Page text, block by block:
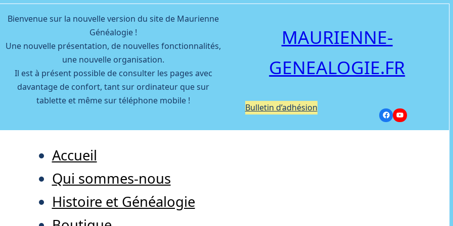
Bienvenue sur la nouvelle version du site de Maurienne
Généalogie !
Une nouvelle présentation, de nouvelles fonctionnalités,
une nouvelle organisation.
Il est à présent possible de consulter les pages avec
davantage de confort, tant sur ordinateur que sur
tablette et même sur téléphone mobile !
MAURIENNE-
GENEALOGIE.FR
Bulletin d’adhésion
Accueil
Qui sommes-nous
Histoire et Généalogie